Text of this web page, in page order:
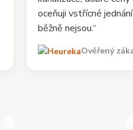
oceňuji vstřícné
běžně nejsou.“
Ověřený